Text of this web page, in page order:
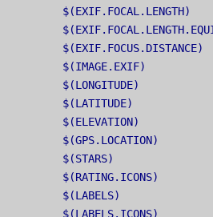
$(IMAGE.EXIF)
$(LONGITUDE)
$(LATITUDE)
$(ELEVATION)
$(GPS.LOCATION)
$(STARS)
$(RATING.ICONS)
$(LABELS)
$(LABELS.ICONS)